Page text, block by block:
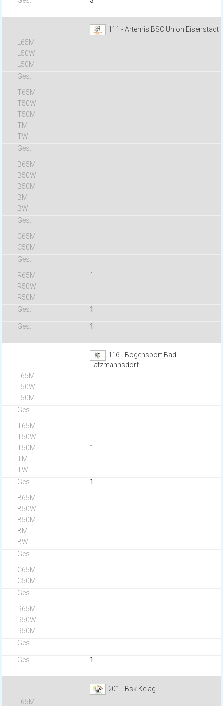
111 - Artemis BSC Union Eisenstadt
1
1
1
116 - Bogensport Bad
Tatzmannsdorf
1
1
1
201 - Bsk Kelag